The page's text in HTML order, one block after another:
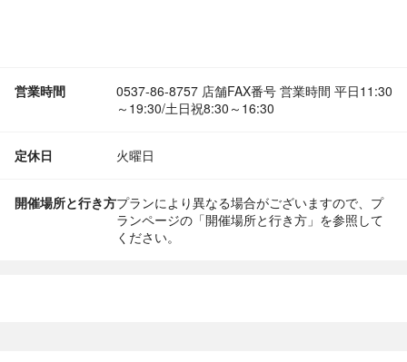
営業時間
0537-86-8757 店舗FAX番号 営業時間 平日11:30
～19:30/土日祝8:30～16:30
定休日 火曜日
開催場所と行き方プランにより異なる場合がございますので、プ
ランページの「開催場所と行き方」を参照して
ください。